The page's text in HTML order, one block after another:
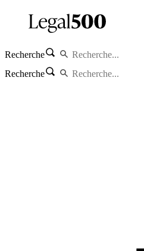
Recherche
Recherche